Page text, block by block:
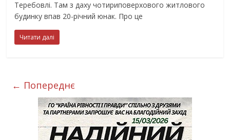
Теребовлі. Там з даху чотириповерхового житлового
будинку впав 20-річний юнак. Про це
Читати далі
← Попереднє